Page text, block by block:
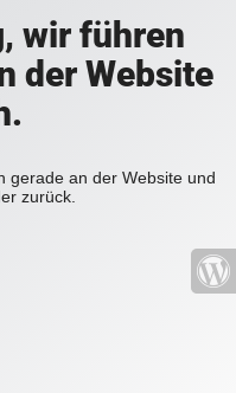
wir führen
der Website
gerade an der Website und
zurück.